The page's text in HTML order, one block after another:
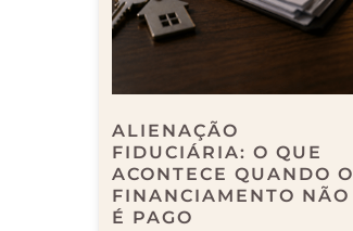
ALIENAÇÃO
FIDUCIÁRIA: O QUE
ACONTECE QUANDO O
FINANCIAMENTO NÃO
É PAGO